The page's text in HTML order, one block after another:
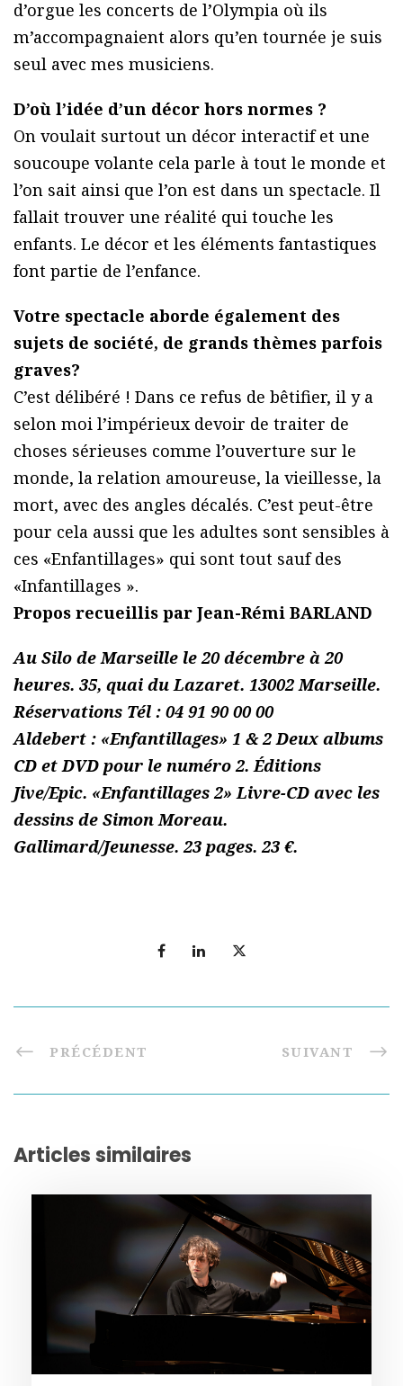
d’orgue les concerts de l’Olympia où ils
m’accompagnaient alors qu’en tournée je suis
seul avec mes musiciens.
D’où l’idée d’un décor hors normes ?
On voulait surtout un décor interactif et une
soucoupe volante cela parle à tout le monde et
l’on sait ainsi que l’on est dans un spectacle. Il
fallait trouver une réalité qui touche les
enfants. Le décor et les éléments fantastiques
font partie de l’enfance.
Votre spectacle aborde également des
sujets de société, de grands thèmes parfois
graves?
C’est délibéré ! Dans ce refus de bêtifier, il y a
selon moi l’impérieux devoir de traiter de
choses sérieuses comme l’ouverture sur le
monde, la relation amoureuse, la vieillesse, la
mort, avec des angles décalés. C’est peut-être
pour cela aussi que les adultes sont sensibles à
ces «Enfantillages» qui sont tout sauf des
«Infantillages ».
Propos recueillis par Jean-Rémi BARLAND
Au Silo de Marseille le 20 décembre à 20
heures. 35, quai du Lazaret. 13002 Marseille.
Réservations Tél : 04 91 90 00 00
Aldebert : «Enfantillages» 1 & 2 Deux albums
CD et DVD pour le numéro 2. Éditions
Jive/Epic. «Enfantillages 2» Livre-CD avec les
dessins de Simon Moreau.
Gallimard/Jeunesse. 23 pages. 23 €.
PRÉCÉDENT SUIVANT
Articles similaires